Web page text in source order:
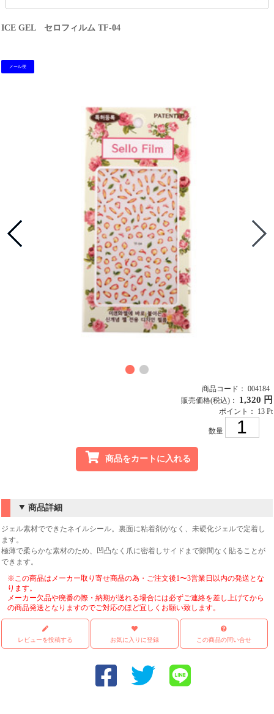
ICE GEL セロフィルム TF-04
メール便
商品コード： 004184
販売価格(税込)： 1,320 円
ポイント： 13 Pt
数量
商品をカートに入れる
商品詳細
ジェル素材でできたネイルシール。裏面に粘着剤がなく、未硬化ジェルで定着し
ます。
極薄で柔らかな素材のため、凹凸なく爪に密着しサイドまで隙間なく貼ることが
できます。
※この商品はメーカー取り寄せ商品の為・ご注文後1〜3営業日以内の発送とな
ります。
メーカー欠品や廃番の際・納期が送れる場合には必ずご連絡を差し上げてから
の商品発送となりますのでご対応のほど宜しくお願い致します。
レビューを投稿する お気に入りに登録 この商品の問い合せ